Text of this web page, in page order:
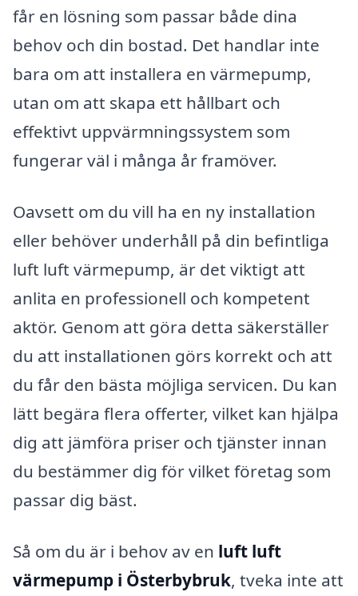
får en lösning som passar både dina
behov och din bostad. Det handlar inte
bara om att installera en värmepump,
utan om att skapa ett hållbart och
effektivt uppvärmningssystem som
fungerar väl i många år framöver.
Oavsett om du vill ha en ny installation
eller behöver underhåll på din befintliga
luft luft värmepump, är det viktigt att
anlita en professionell och kompetent
aktör. Genom att göra detta säkerställer
du att installationen görs korrekt och att
du får den bästa möjliga servicen. Du kan
lätt begära flera offerter, vilket kan hjälpa
dig att jämföra priser och tjänster innan
du bestämmer dig för vilket företag som
passar dig bäst.
Så om du är i behov av en luft luft
värmepump i Österbybruk, tveka inte att